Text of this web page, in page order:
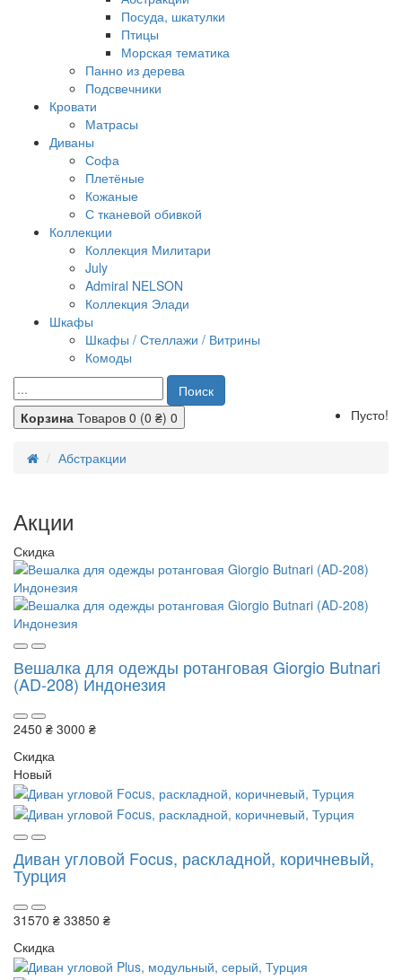
Посуда, шкатулки
Птицы
Морская тематика
Панно из дерева
Подсвечники
Кровати
Матрасы
Диваны
Софа
Плетёные
Кожаные
С тканевой обивкой
Коллекции
Коллекция Милитари
July
Admiral NELSON
Коллекция Элади
Шкафы
Шкафы / Стеллажи / Витрины
Комоды
Поиск
Корзина Товаров 0 (0 ₴) 0 Пусто!
Абстракции
Акции
Скидка
Вешалка для одежды ротанговая Giorgio Butnari
(AD-208) Индонезия
2450 ₴ 3000 ₴
Скидка
Новый
Диван угловой Focus, раскладной, коричневый,
Турция
31570 ₴ 33850 ₴
Скидка